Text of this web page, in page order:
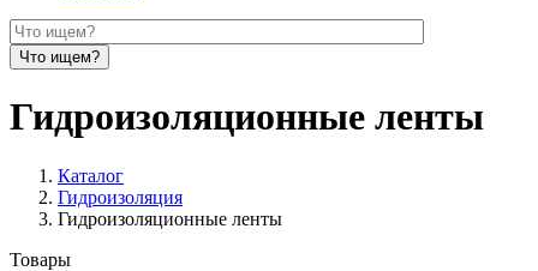
Гидроизоляционные ленты
Каталог
Гидроизоляция
Гидроизоляционные ленты
Товары